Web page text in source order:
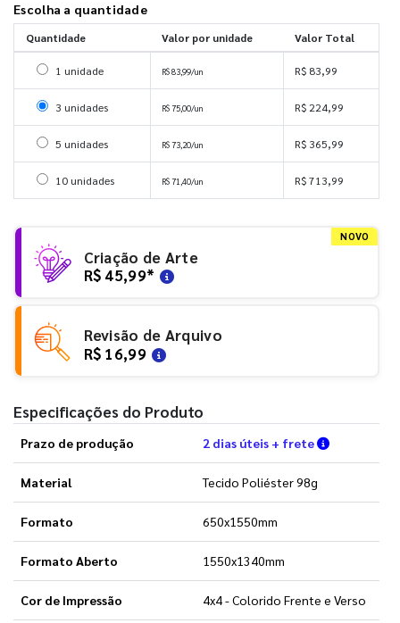
Escolha a quantidade
Quantidade Valor por unidade Valor Total
Selecionar 1 unidade
1 unidade R$ 83,99/un R$ 83,99
Selecionar 3 unidades
3 unidades R$ 75,00/un R$ 224,99
Selecionar 5 unidades
5 unidades R$ 73,20/un R$ 365,99
Selecionar 10 unidades
10 unidades R$ 71,40/un R$ 713,99
NOVO
Criação de Arte
R$ 45,99*
Revisão de Arquivo
R$ 16,99
Especificações do Produto
Prazo de produção 2 dias úteis + frete Verifique
Material Tecido Poliéster 98g
Formato 650x1550mm
Formato Aberto 1550x1340mm
Cor de Impressão 4x4 - Colorido Frente e Verso